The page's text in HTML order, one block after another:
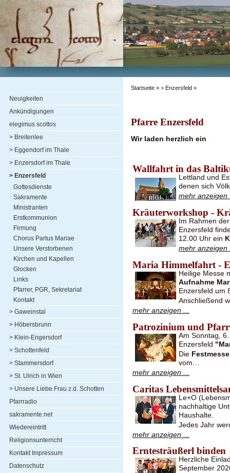
Neuigkeiten
Ankündigungen
elegimus scottos
> Breitenlee
> Eggendorf im Thale
> Enzersdorf im Thale
> Enzersfeld
Gottesdienste
Sakramente
Ministranten
Erstkommunion
Firmung
Chorus Partus Mariae
Unsere Verstorbenen
Kirchen und Kapellen
Glocken
Links
Pfarrer, PGR, Sekretariat
Kontakt
> Gaweinstal
> Höbersbrunn
> Klein-Engersdorf
> Schottenfeld
> Stammersdorf
> St. Ulrich in Wien
> Unsere Liebe Frau z.d. Schotten
Pfarrradio
sakramente.net
Wiedereintritt
Religionsunterricht
Kontakt Impressum
Datenschutz
Startseite » > Enzersfeld »
Pfarre Enzersfeld
Wir laden herzlich ein
Wallfahrt in das
Lettland und
denen sich
mehr anzeigen
Kräuterworkshop -
Im Rahmen
Enzersfeld
12.00 Uhr ein
mehr anzeigen
Maria Himmelfahrt -
Heilige Messe
Aufnahme
Enzersfeld um
Anschließend
mehr anzeigen ...
Patrozinium und
Am Sonntag,
Enzersfeld
Die Festmesse
vom…
mehr anzeigen ...
Caritas
Le+O
nachhaltige
Haushalte.
Jedes Jahr
mehr anzeigen ...
Erntesträußerl binden
Herzliche
September